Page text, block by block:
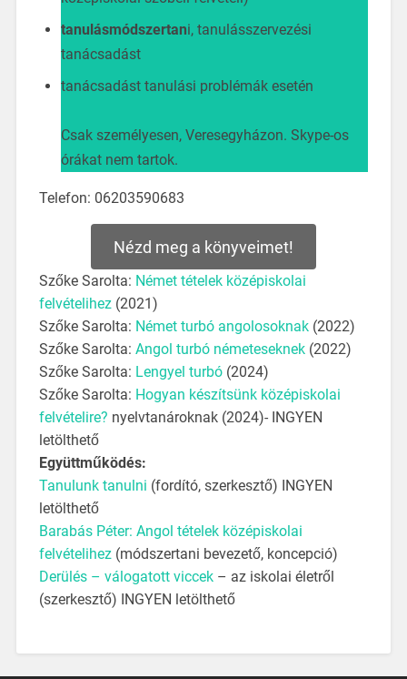
tanulásmódszertani, tanulásszervezési
tanácsadást
tanácsadást tanulási problémák esetén
Csak személyesen, Veresegyházon. Skype-os
órákat nem tartok.
Telefon: 06203590683
Nézd meg a könyveimet!
Szőke Sarolta: Német tételek középiskolai
felvételihez(2021)
Szőke Sarolta: Német turbó angolosoknak(2022)
Szőke Sarolta: Angol turbó németeseknek(2022)
Szőke Sarolta: Lengyel turbó(2024)
Szőke Sarolta: Hogyan készítsünk középiskolai
felvételire? nyelvtanároknak (2024)- INGYEN
letölthető
Együttműködés:
Tanulunk tanulni (fordító, szerkesztő) INGYEN
letölthető
Barabás Péter: Angol tételek középiskolai
felvételihez(módszertani bevezető, koncepció)
Derülés – válogatott viccek – az iskolai életről
(szerkesztő) INGYEN letölthető